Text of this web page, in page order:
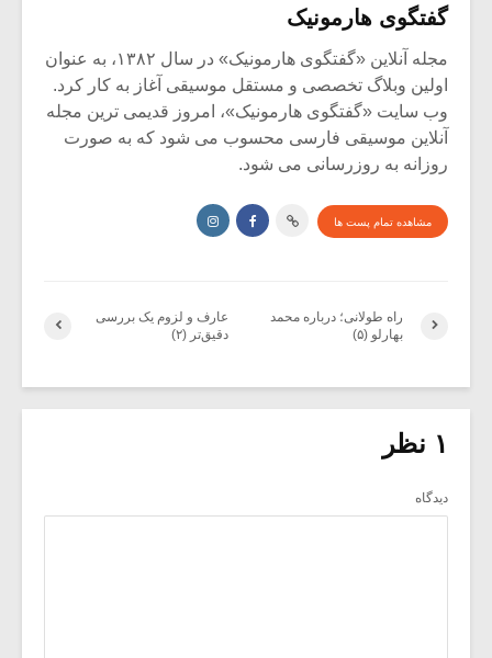
گفتگوی هارمونیک
مجله آنلاین «گفتگوی هارمونیک» در سال ۱۳۸۲، به عنوان
اولین وبلاگ تخصصی و مستقل موسیقی آغاز به کار کرد.
وب سایت «گفتگوی هارمونیک»، امروز قدیمی ترین مجله
آنلاین موسیقی فارسی محسوب می شود که به صورت
روزانه به روزرسانی می شود.
مشاهده تمام پست ها
عارف و لزوم یک بررسی
دقیق‌تر (۲)
راه طولانی؛ درباره محمد
بهارلو (۵)
۱ نظر
دیدگاه